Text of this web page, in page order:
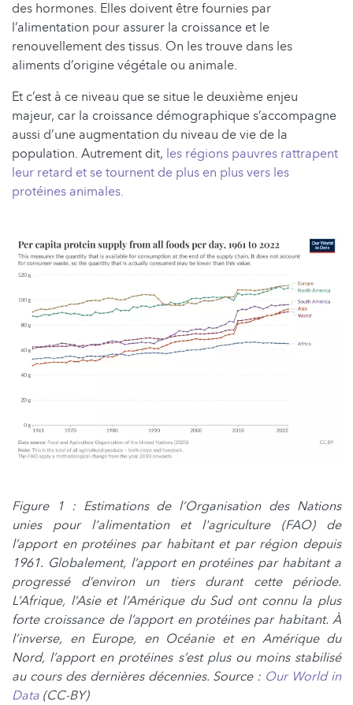
des hormones. Elles doivent être fournies par
l’alimentation pour assurer la croissance et le
renouvellement des tissus. On les trouve dans les
aliments d’origine végétale ou animale.
Et c’est à ce niveau que se situe le deuxième enjeu
majeur, car la croissance démographique s’accompagne
aussi d’une augmentation du niveau de vie de la
population. Autrement dit, les régions pauvres rattrapent
leur retard et se tournent de plus en plus vers les
protéines animales.
Figure 1 : Estimations de l’Organisation des Nations
unies pour l'alimentation et l'agriculture (FAO) de
l’apport en protéines par habitant et par région depuis
1961. Globalement, l’apport en protéines par habitant a
progressé d’environ un tiers durant cette période.
L’Afrique, l’Asie et l’Amérique du Sud ont connu la plus
forte croissance de l’apport en protéines par habitant. À
l’inverse, en Europe, en Océanie et en Amérique du
Nord, l’apport en protéines s’est plus ou moins stabilisé
au cours des dernières décennies. Source : Our World in
Data (CC-BY)